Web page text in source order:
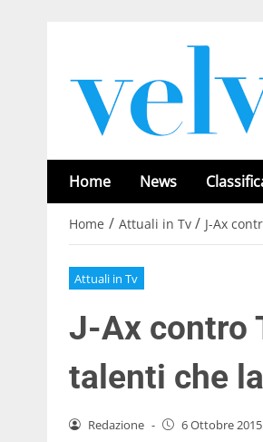
Home News
Home / Attuali in Tv / J-Ax
Attuali in Tv
J-Ax contro
talenti che
Redazione - 6 Ottobre 2015